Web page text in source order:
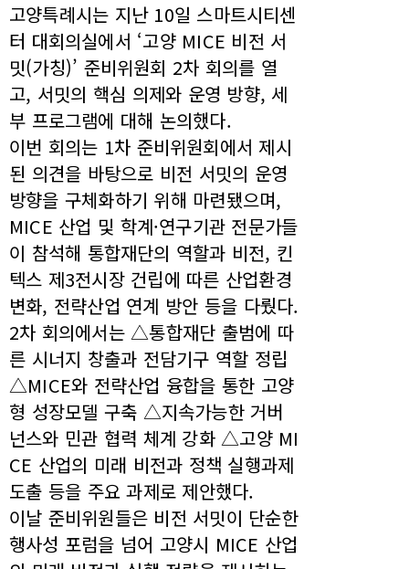
고양특례시는 지난 10일 스마트시티센
터 대회의실에서 ‘고양 MICE 비전 서
밋(가칭)’ 준비위원회 2차 회의를 열
고, 서밋의 핵심 의제와 운영 방향, 세
부 프로그램에 대해 논의했다.
이번 회의는 1차 준비위원회에서 제시
된 의견을 바탕으로 비전 서밋의 운영
방향을 구체화하기 위해 마련됐으며,
MICE 산업 및 학계·연구기관 전문가들
이 참석해 통합재단의 역할과 비전, 킨
텍스 제3전시장 건립에 따른 산업환경
변화, 전략산업 연계 방안 등을 다뤘다.
2차 회의에서는 △통합재단 출범에 따
른 시너지 창출과 전담기구 역할 정립
△MICE와 전략산업 융합을 통한 고양
형 성장모델 구축 △지속가능한 거버
넌스와 민관 협력 체계 강화 △고양 MI
CE 산업의 미래 비전과 정책 실행과제
도출 등을 주요 과제로 제안했다.
이날 준비위원들은 비전 서밋이 단순한
행사성 포럼을 넘어 고양시 MICE 산업